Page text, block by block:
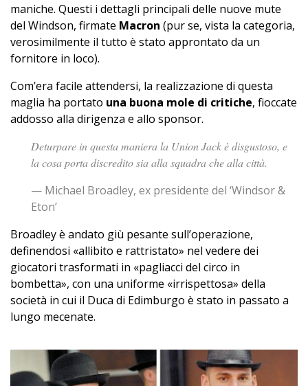
maniche. Questi i dettagli principali delle nuove mute
del Windson, firmate Macron (pur se, vista la categoria,
verosimilmente il tutto è stato approntato da un
fornitore in loco).
Com’era facile attendersi, la realizzazione di questa
maglia ha portato una buona mole di critiche, fioccate
addosso alla dirigenza e allo sponsor.
Deturpare in questa maniera la Union Jack è disgustoso, e
la cosa porta discredito sia alla squadra che alla città.
— Michael Broadley, ex presidente del ‘Windsor &
Eton’
Broadley è andato giù pesante sull’operazione,
definendosi «allibito e rattristato» nel vedere dei
giocatori trasformati in «pagliacci del circo in
bombetta», con una uniforme «irrispettosa» della
società in cui il Duca di Edimburgo è stato in passato a
lungo mecenate.